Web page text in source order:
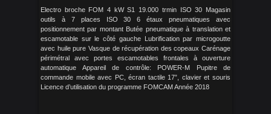
Electro broche FOM 4 kW S1 19.000 trmin ISO 30 Magasin
outils à 7 places ISO 30 6 étaux pneumatiques avec
positionnement par montant Butée pneumatique à translation et
escamotable sur le côté gauche Lubrification par microgoutte
avec huile pure Vasque de récupération des copeaux Carénage
périmétral avec portes escamotables frontales à ouverture
automatique Appareil de contrôle: POWER-M Pupitre de
commande mobile avec PC, écran tactile 17”, clavier et souris
Licence d’utilisation du programme FOMCAM Année 2018